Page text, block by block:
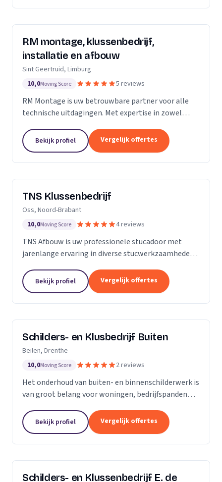
RM montage, klussenbedrijf,
installatie en afbouw
Sint Geertruid, Limburg
10,0Moving Score 5 reviews
RM Montage is uw betrouwbare partner voor alle
technische uitdagingen. Met expertise in zowel
een breed scala aan diensten aan. Van meterkasten
en...
Bekijk profiel Vergelijk offertes
TNS Klussenbedrijf
Oss, Noord-Brabant
10,0Moving Score 4 reviews
TNS Afbouw is uw professionele stucadoor met
jarenlange ervaring in diverse stucwerkzaamheden.
voorbereidingen, apparatuur, kleurkeuzes en andere
details. Onze...
Bekijk profiel Vergelijk offertes
Schilders- en Klusbedrijf Buiten
Beilen, Drenthe
10,0Moving Score 2 reviews
Het onderhoud van buiten- en binnenschilderwerk is
van groot belang voor woningen, bedrijfspanden
heeft ook een beschermende functie tegen...
Bekijk profiel Vergelijk offertes
Schilders- en Klussenbedrijf E. de